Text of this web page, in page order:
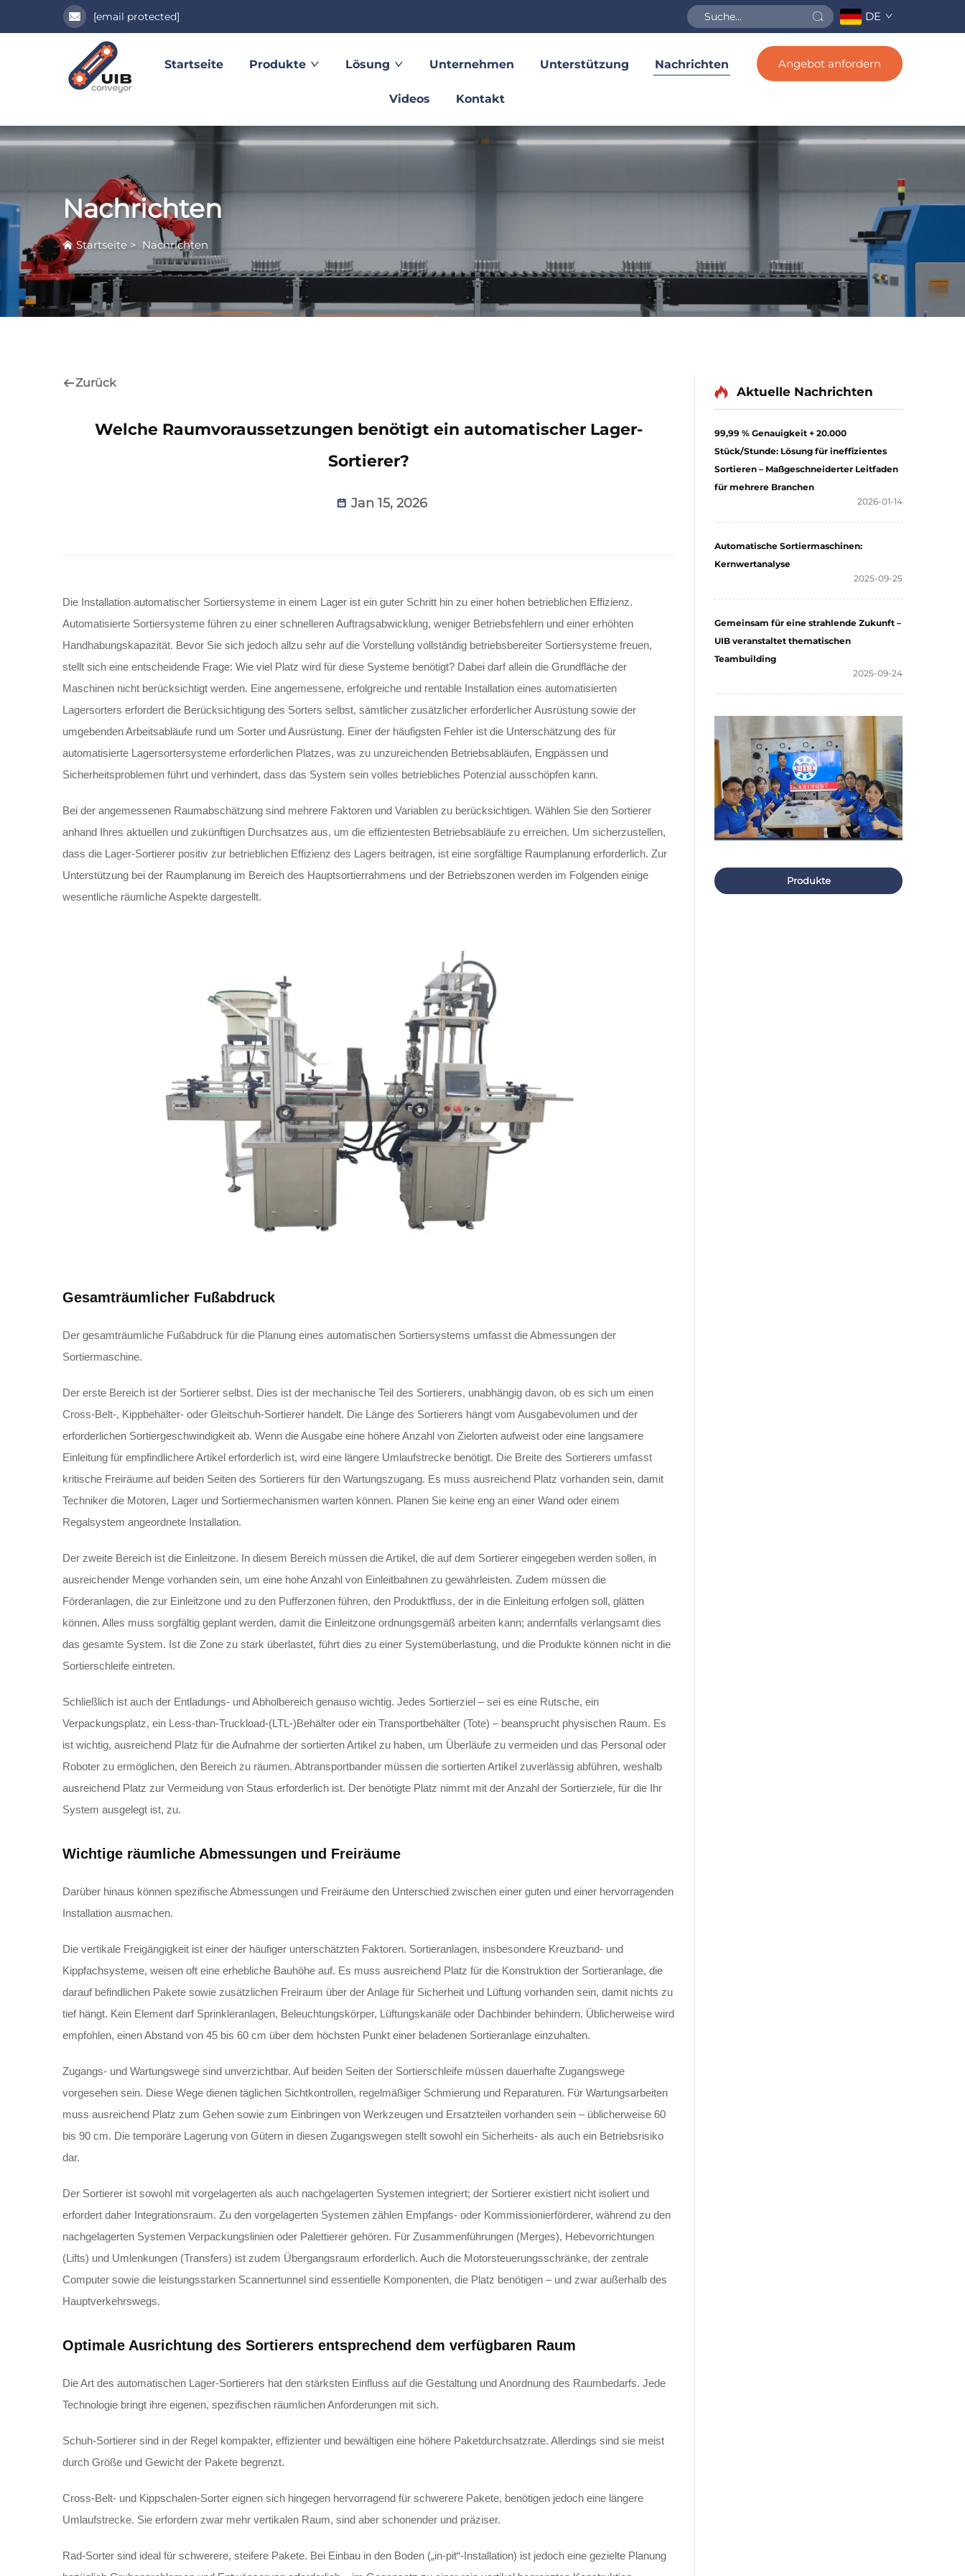
[email protected] DE
Startseite Produkte Lösung Unternehmen Unterstützung Nachrichten
Videos Kontakt
Angebot anfordern
Nachrichten
Startseite > Nachrichten
Zurück
Welche Raumvoraussetzungen benötigt ein automatischer Lager-
Sortierer?
Jan 15, 2026
Die Installation automatischer Sortiersysteme in einem Lager ist ein guter Schritt hin zu einer hohen betrieblichen Effizienz.
Automatisierte Sortiersysteme führen zu einer schnelleren Auftragsabwicklung, weniger Betriebsfehlern und einer erhöhten
Handhabungskapazität. Bevor Sie sich jedoch allzu sehr auf die Vorstellung vollständig betriebsbereiter Sortiersysteme freuen,
stellt sich eine entscheidende Frage: Wie viel Platz wird für diese Systeme benötigt? Dabei darf allein die Grundfläche der
Maschinen nicht berücksichtigt werden. Eine angemessene, erfolgreiche und rentable Installation eines automatisierten
Lagersorters erfordert die Berücksichtigung des Sorters selbst, sämtlicher zusätzlicher erforderlicher Ausrüstung sowie der
umgebenden Arbeitsabläufe rund um Sorter und Ausrüstung. Einer der häufigsten Fehler ist die Unterschätzung des für
automatisierte Lagersortersysteme erforderlichen Platzes, was zu unzureichenden Betriebsabläufen, Engpässen und
Sicherheitsproblemen führt und verhindert, dass das System sein volles betriebliches Potenzial ausschöpfen kann.
Bei der angemessenen Raumabschätzung sind mehrere Faktoren und Variablen zu berücksichtigen. Wählen Sie den Sortierer
anhand Ihres aktuellen und zukünftigen Durchsatzes aus, um die effizientesten Betriebsabläufe zu erreichen. Um sicherzustellen,
dass die Lager-Sortierer positiv zur betrieblichen Effizienz des Lagers beitragen, ist eine sorgfältige Raumplanung erforderlich. Zur
Unterstützung bei der Raumplanung im Bereich des Hauptsortierrahmens und der Betriebszonen werden im Folgenden einige
wesentliche räumliche Aspekte dargestellt.
Gesamträumlicher Fußabdruck
Der gesamträumliche Fußabdruck für die Planung eines automatischen Sortiersystems umfasst die Abmessungen der
Sortiermaschine.
Der erste Bereich ist der Sortierer selbst. Dies ist der mechanische Teil des Sortierers, unabhängig davon, ob es sich um einen
Cross-Belt-, Kippbehälter- oder Gleitschuh-Sortierer handelt. Die Länge des Sortierers hängt vom Ausgabevolumen und der
erforderlichen Sortiergeschwindigkeit ab. Wenn die Ausgabe eine höhere Anzahl von Zielorten aufweist oder eine langsamere
Einleitung für empfindlichere Artikel erforderlich ist, wird eine längere Umlaufstrecke benötigt. Die Breite des Sortierers umfasst
kritische Freiräume auf beiden Seiten des Sortierers für den Wartungszugang. Es muss ausreichend Platz vorhanden sein, damit
Techniker die Motoren, Lager und Sortiermechanismen warten können. Planen Sie keine eng an einer Wand oder einem
Regalsystem angeordnete Installation.
Der zweite Bereich ist die Einleitzone. In diesem Bereich müssen die Artikel, die auf dem Sortierer eingegeben werden sollen, in
ausreichender Menge vorhanden sein, um eine hohe Anzahl von Einleitbahnen zu gewährleisten. Zudem müssen die
Förderanlagen, die zur Einleitzone und zu den Pufferzonen führen, den Produktfluss, der in die Einleitung erfolgen soll, glätten
können. Alles muss sorgfältig geplant werden, damit die Einleitzone ordnungsgemäß arbeiten kann; andernfalls verlangsamt dies
das gesamte System. Ist die Zone zu stark überlastet, führt dies zu einer Systemüberlastung, und die Produkte können nicht in die
Sortierschleife eintreten.
Schließlich ist auch der Entladungs- und Abholbereich genauso wichtig. Jedes Sortierziel – sei es eine Rutsche, ein
Verpackungsplatz, ein Less-than-Truckload-(LTL-)Behälter oder ein Transportbehälter (Tote) – beansprucht physischen Raum. Es
ist wichtig, ausreichend Platz für die Aufnahme der sortierten Artikel zu haben, um Überläufe zu vermeiden und das Personal oder
Roboter zu ermöglichen, den Bereich zu räumen. Abtransportbander müssen die sortierten Artikel zuverlässig abführen, weshalb
ausreichend Platz zur Vermeidung von Staus erforderlich ist. Der benötigte Platz nimmt mit der Anzahl der Sortierziele, für die Ihr
System ausgelegt ist, zu.
Wichtige räumliche Abmessungen und Freiräume
Darüber hinaus können spezifische Abmessungen und Freiräume den Unterschied zwischen einer guten und einer hervorragenden
Installation ausmachen.
Die vertikale Freigängigkeit ist einer der häufiger unterschätzten Faktoren. Sortieranlagen, insbesondere Kreuzband- und
Kippfachsysteme, weisen oft eine erhebliche Bauhöhe auf. Es muss ausreichend Platz für die Konstruktion der Sortieranlage, die
darauf befindlichen Pakete sowie zusätzlichen Freiraum über der Anlage für Sicherheit und Lüftung vorhanden sein, damit nichts zu
tief hängt. Kein Element darf Sprinkleranlagen, Beleuchtungskörper, Lüftungskanäle oder Dachbinder behindern. Üblicherweise wird
empfohlen, einen Abstand von 45 bis 60 cm über dem höchsten Punkt einer beladenen Sortieranlage einzuhalten.
Zugangs- und Wartungswege sind unverzichtbar. Auf beiden Seiten der Sortierschleife müssen dauerhafte Zugangswege
vorgesehen sein. Diese Wege dienen täglichen Sichtkontrollen, regelmäßiger Schmierung und Reparaturen. Für Wartungsarbeiten
muss ausreichend Platz zum Gehen sowie zum Einbringen von Werkzeugen und Ersatzteilen vorhanden sein – üblicherweise 60
bis 90 cm. Die temporäre Lagerung von Gütern in diesen Zugangswegen stellt sowohl ein Sicherheits- als auch ein Betriebsrisiko
dar.
Der Sortierer ist sowohl mit vorgelagerten als auch nachgelagerten Systemen integriert; der Sortierer existiert nicht isoliert und
erfordert daher Integrationsraum. Zu den vorgelagerten Systemen zählen Empfangs- oder Kommissionierförderer, während zu den
nachgelagerten Systemen Verpackungslinien oder Palettierer gehören. Für Zusammenführungen (Merges), Hebevorrichtungen
(Lifts) und Umlenkungen (Transfers) ist zudem Übergangsraum erforderlich. Auch die Motorsteuerungsschränke, der zentrale
Computer sowie die leistungsstarken Scannertunnel sind essentielle Komponenten, die Platz benötigen – und zwar außerhalb des
Hauptverkehrswegs.
Optimale Ausrichtung des Sortierers entsprechend dem verfügbaren Raum
Die Art des automatischen Lager-Sortierers hat den stärksten Einfluss auf die Gestaltung und Anordnung des Raumbedarfs. Jede
Technologie bringt ihre eigenen, spezifischen räumlichen Anforderungen mit sich.
Schuh-Sortierer sind in der Regel kompakter, effizienter und bewältigen eine höhere Paketdurchsatzrate. Allerdings sind sie meist
durch Größe und Gewicht der Pakete begrenzt.
Cross-Belt- und Kippschalen-Sorter eignen sich hingegen hervorragend für schwerere Pakete, benötigen jedoch eine längere
Umlaufstrecke. Sie erfordern zwar mehr vertikalen Raum, sind aber schonender und präziser.
Rad-Sorter sind ideal für schwerere, steifere Pakete. Bei Einbau in den Boden („in-pit“-Installation) ist jedoch eine gezielte Planung
Aktuelle Nachrichten
99,99 % Genauigkeit + 20.000
Stück/Stunde: Lösung für ineffizientes
Sortieren – Maßgeschneiderter Leitfaden
für mehrere Branchen
2026-01-14
Automatische Sortiermaschinen:
Kernwertanalyse
2025-09-25
Gemeinsam für eine strahlende Zukunft –
UIB veranstaltet thematischen
Teambuilding
2025-09-24
Produkte